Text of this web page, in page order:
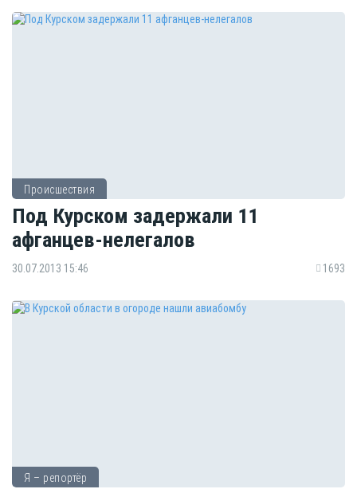
Происшествия
Под Курском задержали 11
афганцев-нелегалов
30.07.2013 15:46 1693
Я – репортёр